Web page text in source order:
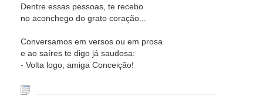
Dentre essas pessoas, te recebo
no aconchego do grato coração...
Conversamos em versos ou em prosa
e ao saíres te digo já saudosa:
- Volta logo, amiga Conceição!